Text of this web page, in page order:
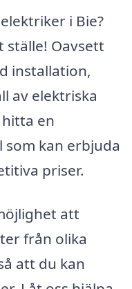
i Bie?
ställe! Oavsett
installation,
av elektriska
en
kan erbjuda
priser.
att
från olika
att du kan